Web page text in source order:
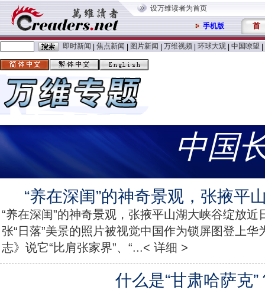
设万维读者为首页
手机版 首
即时新闻 焦点新闻 图片新闻 万维视频 环球大观 中国嘹望
中国
“养在深闺”的神奇景观，张掖平
“养在深闺”的神奇景观，张掖平山湖大峡谷绽放近
张“日落”美景的照片被视觉中国作为锁屏图登上华
志》说它“比肩张家界”、“...< 详细 >
什么是“甘肃哈萨克”